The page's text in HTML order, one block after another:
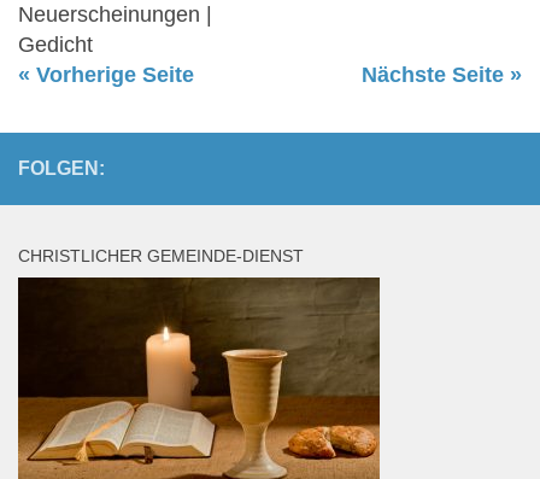
Neuerscheinungen |
Gedicht
« Vorherige Seite Nächste Seite »
FOLGEN:
CHRISTLICHER GEMEINDE-DIENST